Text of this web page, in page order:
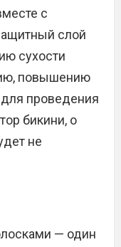
с
слой
сухости
повышению
проведения
бикини, о
не
— один